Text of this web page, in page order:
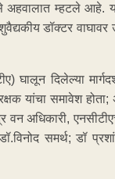
अहवालात म्हटले आहे.
डॉक्टर
घालून दिलेल्या
यांचा समावेश
अधिकारी,
डॉ.विनोद समर्थ;